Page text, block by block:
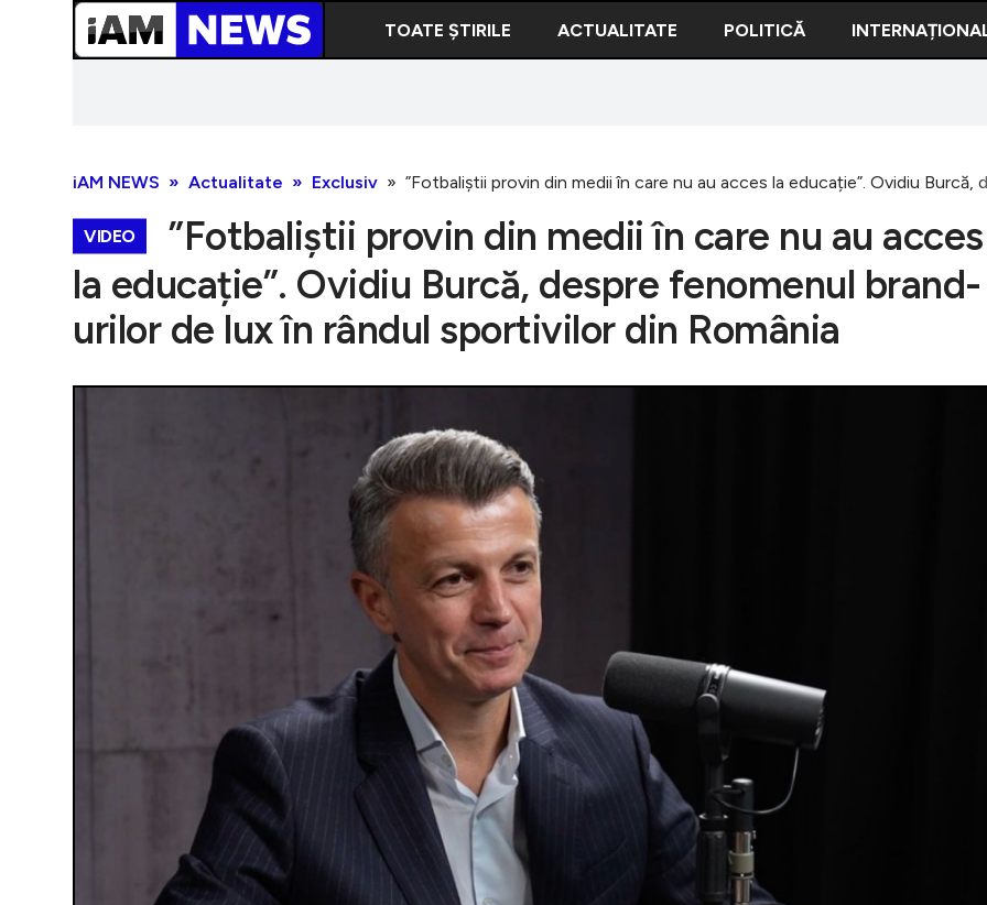
TOATE ȘTIRILE ACTUALITATE POLITICĂ
iAM NEWS Actualitate Exclusiv ”Fotbaliștii provin din medii în care nu au acces la educație”. Ovidiu
VIDEO
”Fotbaliștii provin din medii în care nu au acces
la educație”. Ovidiu Burcă, despre fenomenul brand-
urilor de lux în rândul sportivilor din România